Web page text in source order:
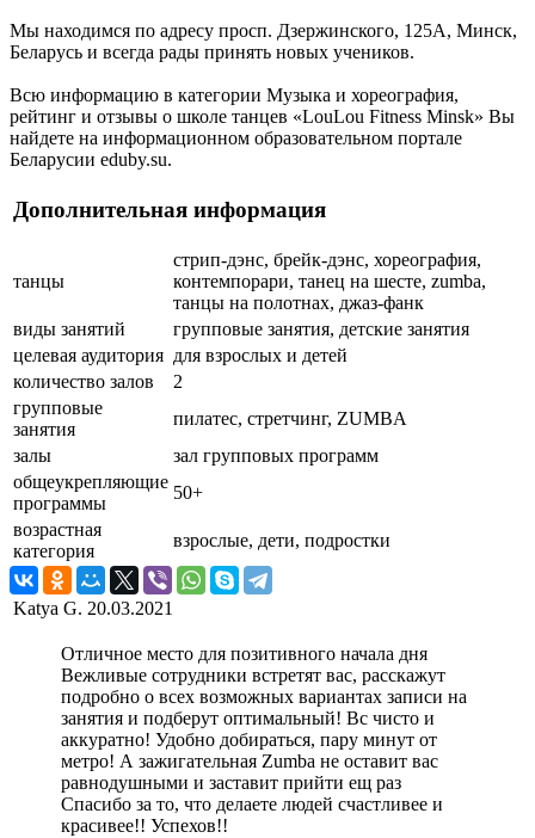
Мы находимся по адресу просп. Дзержинского, 125А, Минск,
Беларусь и всегда рады принять новых учеников.
Всю информацию в категории Музыка и хореография,
рейтинг и отзывы о школе танцев «LouLou Fitness Minsk» Вы
найдете на информационном образовательном портале
Беларусии eduby.su.
Дополнительная информация
танцы
стрип-дэнс, брейк-дэнс, хореография,
контемпорари, танец на шесте, zumba,
танцы на полотнах, джаз-фанк
виды занятий
групповые занятия, детские занятия
целевая аудитория для взрослых и детей
количество залов
2
групповые
занятия
пилатес, стретчинг, ZUMBA
залы
зал групповых программ
общеукрепляющие
программы
50+
возрастная
категория
взрослые, дети, подростки
Katya G. 20.03.2021
Отличное место для позитивного начала дня
Вежливые сотрудники встретят вас, расскажут
подробно о всех возможных вариантах записи на
занятия и подберут оптимальный! Вс чисто и
аккуратно! Удобно добираться, пару минут от
метро! А зажигательная Zumba не оставит вас
равнодушными и заставит прийти ещ раз
Спасибо за то, что делаете людей счастливее и
красивее!! Успехов!!